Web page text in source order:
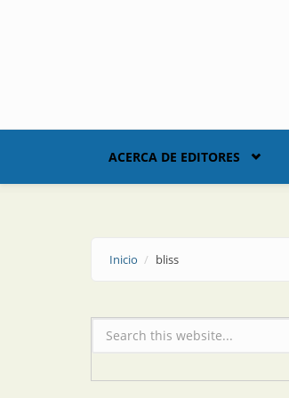
ACERCA DE EDITORES
Inicio bliss
Formulario de búsqueda